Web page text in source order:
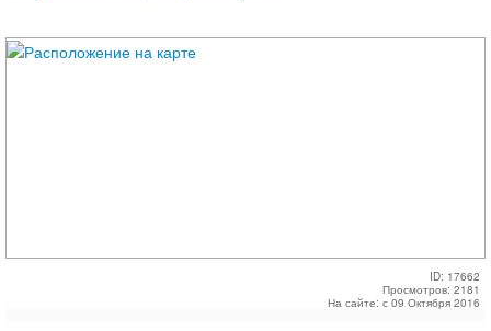
ID: 17662
Просмотров: 2181
На сайте: с 09 Октября 2016